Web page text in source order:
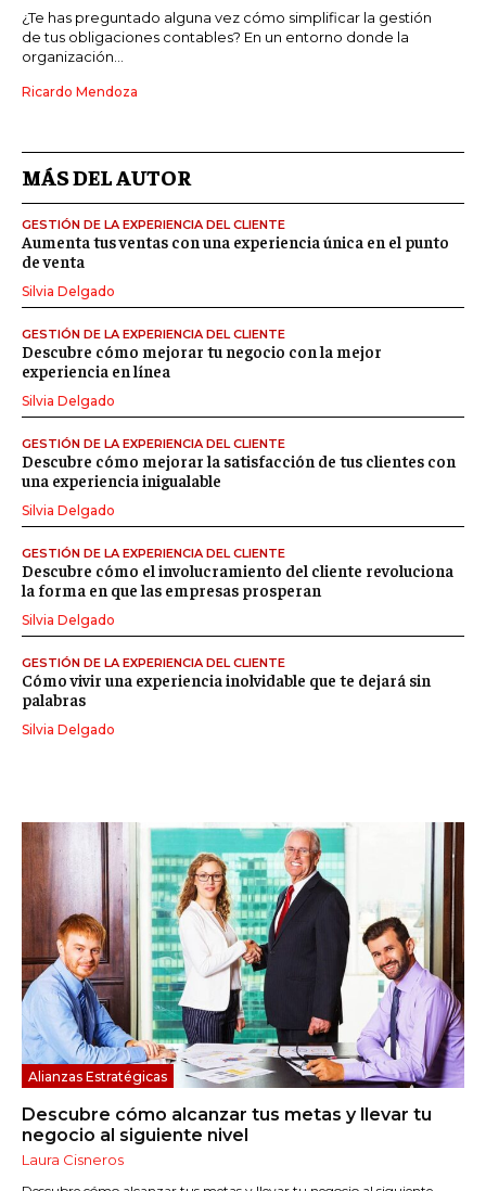
Alianzas Estratégicas
Descubre cómo alcanzar tus metas y llevar tu
negocio al siguiente nivel
Laura Cisneros
¿Te has preguntado alguna vez cómo simplificar la gestión
de tus obligaciones contables? En un entorno donde la
organización...
Ricardo Mendoza
MÁS DEL AUTOR
GESTIÓN DE LA EXPERIENCIA DEL CLIENTE
Aumenta tus ventas con una experiencia única en el punto
de venta
Silvia Delgado
GESTIÓN DE LA EXPERIENCIA DEL CLIENTE
Descubre cómo mejorar tu negocio con la mejor
experiencia en línea
Silvia Delgado
GESTIÓN DE LA EXPERIENCIA DEL CLIENTE
Descubre cómo mejorar la satisfacción de tus clientes con
una experiencia inigualable
Silvia Delgado
GESTIÓN DE LA EXPERIENCIA DEL CLIENTE
Descubre cómo el involucramiento del cliente revoluciona
la forma en que las empresas prosperan
Silvia Delgado
GESTIÓN DE LA EXPERIENCIA DEL CLIENTE
Cómo vivir una experiencia inolvidable que te dejará sin
palabras
Silvia Delgado